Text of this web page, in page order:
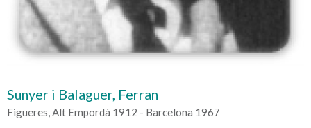
Sunyer i Balaguer, Ferran
Figueres, Alt Empordà 1912 - Barcelona 1967